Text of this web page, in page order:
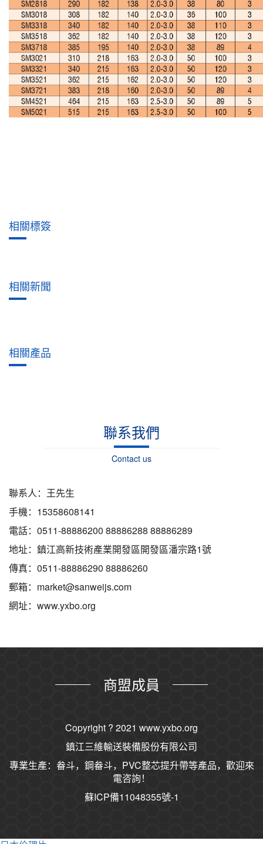
相關標簽
相關新聞
相關產品
聯系我們
Contact us
聯系人：王先生
手機：15358608141
電話：0511-88886200 88886288 88886289
地址：鎮江高新技術產業開發區開發區潘宗路1號
傳真：0511-88886290 88886260
郵箱：market@sanweijs.com
網址：www.yxbo.org
商盟成員
Copyright ? 2021 www.yxbo.org
鎮江三維輸送裝備股份有限公司
專業生產：畚斗，鋼畚斗，PVC整芯提升帶等產品，歡迎來
電咨詢！
蘇ICP備11048355號-1